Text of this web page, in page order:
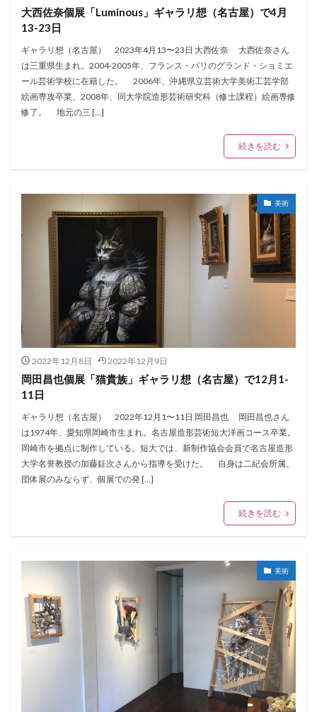
大西佐奈個展「Luminous」ギャラリ想（名古屋）で4月
13-23日
ギャラリ想（名古屋） 2023年4月13〜23日 大西佐奈 大西佐奈さん
は三重県生まれ。2004-2005年、フランス・パリのグランド・ショミエ
ール芸術学校に在籍した。 2006年、沖縄県立芸術大学美術工芸学部
絵画専攻卒業、2008年、同大学院造形芸術研究科（修士課程）絵画専修
修了。 地元の三 […]
続きを読む
美術
2022年12月8日 2022年12月9日
岡田昌也個展「猫貴族」ギャラリ想（名古屋）で12月1-
11日
ギャラリ想（名古屋） 2022年12月1〜11日 岡田昌也 岡田昌也さん
は1974年、愛知県岡崎市生まれ。名古屋造形芸術短大洋画コース卒業。
岡崎市を拠点に制作している。短大では、新制作協会会員で名古屋造形
大学名誉教授の加藤鉦次さんから指導を受けた。 自身は二紀会所属。
団体展のみならず、個展での発 […]
続きを読む
美術